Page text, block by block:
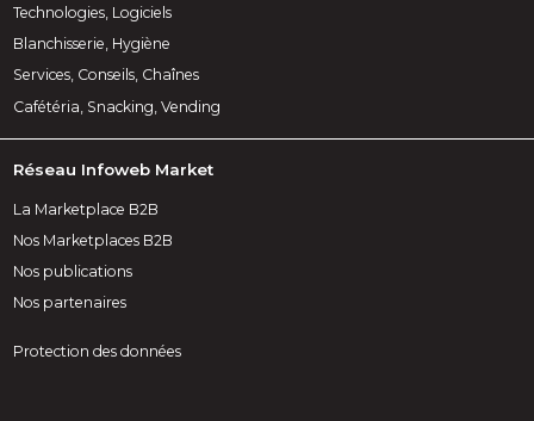
Technologies, Logiciels
Blanchisserie, Hygiène
Services, Conseils, Chaînes
Cafétéria, Snacking, Vending
Réseau Infoweb Market
La Marketplace B2B
Nos Marketplaces B2B
Nos publications
Nos partenaires
Protection des données